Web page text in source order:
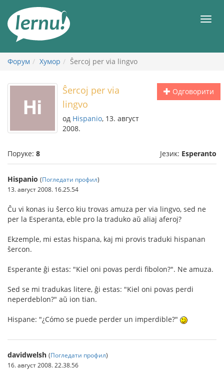
садржају
Форум Хумор Ŝercoj per via lingvo
Одговорити
Ŝercoj per via
lingvo
од Hispanio, 13. август
2008.
Поруке: 8 Језик: Esperanto
Hispanio (Погледати профил)
13. август 2008. 16.25.54
Ĉu vi konas iu ŝerco kiu trovas amuza per via lingvo, sed ne
per la Esperanta, eble pro la traduko aŭ aliaj aferoj?
Ekzemple, mi estas hispana, kaj mi provis traduki hispanan
ŝercon.
Esperante ĝi estas: "Kiel oni povas perdi fibolon?". Ne amuza.
Sed se mi tradukas litere, ĝi estas: "Kiel oni povas perdi
neperdeblon?" aŭ ion tian.
Hispane: "¿Cómo se puede perder un imperdible?"
davidwelsh (Погледати профил)
16. август 2008. 22.38.56